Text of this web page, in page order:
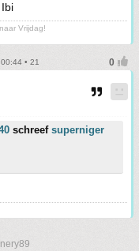
Vrijdag!
• 21
schreef superniger